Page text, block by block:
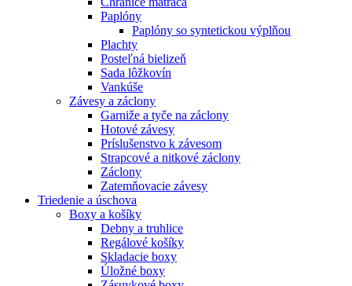
Paplóny
Paplóny so syntetickou výplňou
Plachty
Posteľná bielizeň
Sada lôžkovín
Vankúše
Závesy a záclony
Garniže a tyče na záclony
Hotové závesy
Príslušenstvo k závesom
Strapcové a nitkové záclony
Záclony
Zatemňovacie závesy
Triedenie a úschova
Boxy a košíky
Debny a truhlice
Regálové košíky
Skladacie boxy
Úložné boxy